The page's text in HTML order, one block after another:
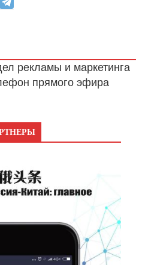
рекламы и маркетинга
прямого эфира